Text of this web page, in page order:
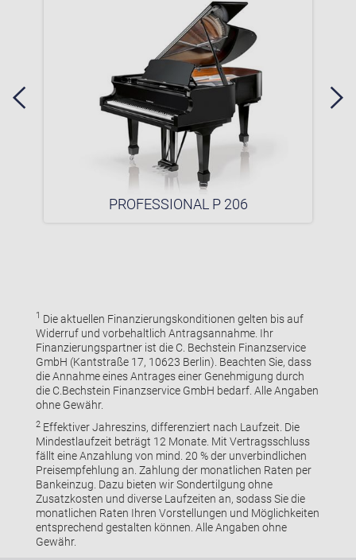
PROFESSIONAL P 206
1 Die aktuellen Finanzierungskonditionen gelten bis auf
Widerruf und vorbehaltlich Antragsannahme. Ihr
Finanzierungspartner ist die C. Bechstein Finanzservice
GmbH (Kantstraße 17, 10623 Berlin). Beachten Sie, dass
die Annahme eines Antrages einer Genehmigung durch
die C.Bechstein Finanzservice GmbH bedarf. Alle Angaben
ohne Gewähr.
2Effektiver Jahreszins, differenziert nach Laufzeit. Die
Mindestlaufzeit beträgt 12 Monate. Mit Vertragsschluss
fällt eine Anzahlung von mind. 20 % der unverbindlichen
Preisempfehlung an. Zahlung der monatlichen Raten per
Bankeinzug. Dazu bieten wir Sondertilgung ohne
Zusatzkosten und diverse Laufzeiten an, sodass Sie die
monatlichen Raten Ihren Vorstellungen und Möglichkeiten
entsprechend gestalten können. Alle Angaben ohne
Gewähr.